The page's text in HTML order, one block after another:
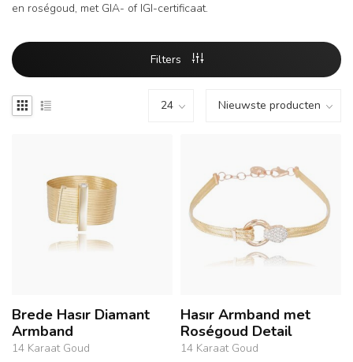
en roségoud, met GIA- of IGI-certificaat.
Filters
Brede Hasır Diamant
Armband
14 Karaat Goud
Hasır Armband met
Roségoud Detail
14 Karaat Goud